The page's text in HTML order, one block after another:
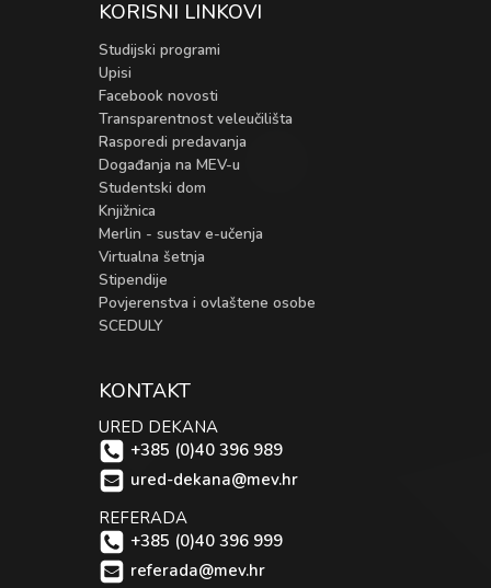
KORISNI LINKOVI
Studijski programi
Upisi
Facebook novosti
Transparentnost veleučilišta
Rasporedi predavanja
Događanja na MEV-u
Studentski dom
Knjižnica
Merlin - sustav e-učenja
Virtualna šetnja
Stipendije
Povjerenstva i ovlaštene osobe
SCEDULY
KONTAKT
URED DEKANA
+385 (0)40 396 989
ured-dekana@mev.hr
REFERADA
+385 (0)40 396 999
referada@mev.hr